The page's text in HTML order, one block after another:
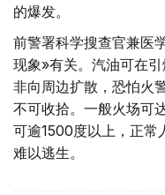
的爆发。
前警署科学搜查官兼医
现象»有关。汽油可在
非向周边扩散，恐怕火
不可收拾。一般火场可
可逾1500度以上，正常
难以逃生。